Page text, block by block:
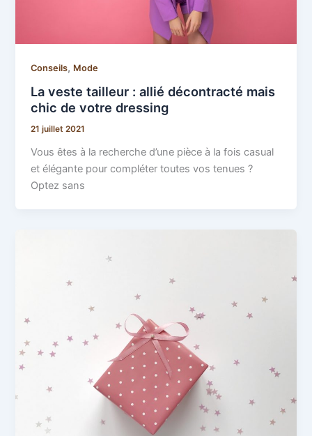
Conseils, Mode
La veste tailleur : allié décontracté mais
chic de votre dressing
21 juillet 2021
Vous êtes à la recherche d’une pièce à la fois casual
et élégante pour compléter toutes vos tenues ?
Optez sans